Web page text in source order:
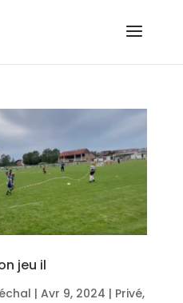
jeu il
| Avr 9, 2024 | Privé,